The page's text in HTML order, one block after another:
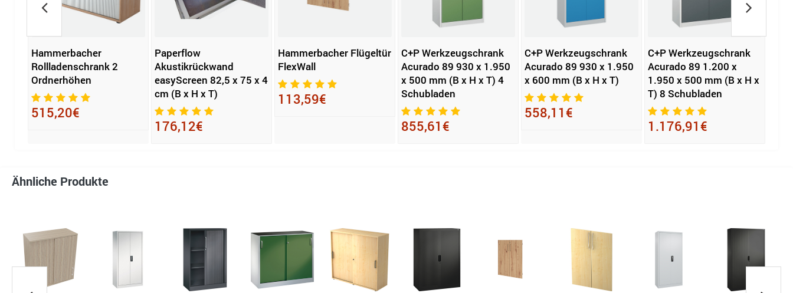
Hammerbacher
Rollladenschrank 2
Ordnerhöhen
515,20€
Paperflow
Akustikrückwand
easyScreen 82,5 x 75 x 4
cm (B x H x T)
176,12€
Hammerbacher Flügeltür
FlexWall
113,59€
C+P Werkzeugschrank
Acurado 89 930 x 1.950
x 500 mm (B x H x T) 4
Schubladen
855,61€
C+P Werkzeugschrank
Acurado 89 930 x 1.950
x 600 mm (B x H x T)
558,11€
C+P Werkzeugschrank
Acurado 89 1.200 x
1.950 x 500 mm (B x H x
T) 8 Schubladen
1.176,91€
Ähnliche Produkte